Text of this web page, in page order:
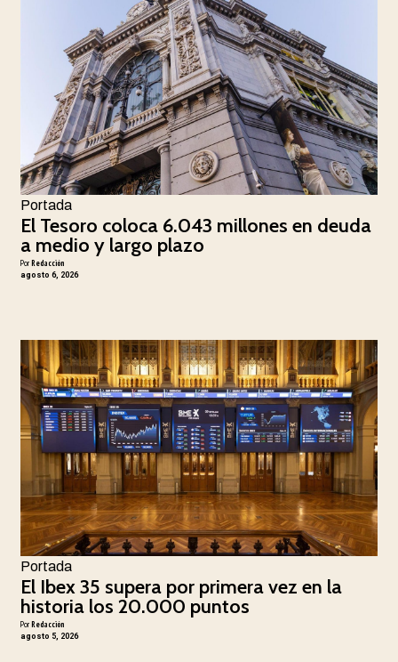
Portada
El Tesoro coloca 6.043 millones en deuda
a medio y largo plazo
PorRedacción
agosto 6, 2026
Portada
El Ibex 35 supera por primera vez en la
historia los 20.000 puntos
PorRedacción
agosto 5, 2026